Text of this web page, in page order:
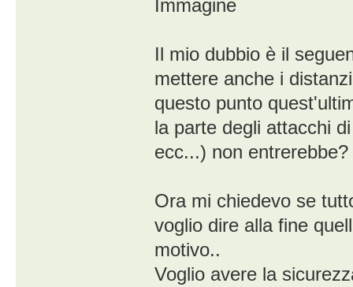
Il mio dubbio è il
mettere anche i
questo punto
la parte degli attacchi
ecc...) non entrerebbe?
Ora mi chiedevo se
voglio dire alla fine
motivo..
Voglio avere la